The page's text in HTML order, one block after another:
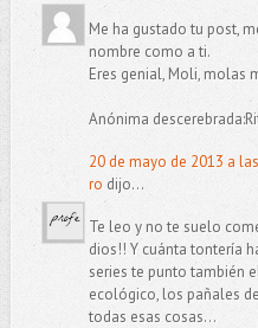
Me ha gustado tu post,
nombre como a ti.
Eres genial, Moli, molas
Anónima
20 de mayo de 2013 a
ro dijo...
Te leo y no te suelo
dios!! Y cuánta tontería
series te punto también
ecológico, los pañales
todas esas cosas...